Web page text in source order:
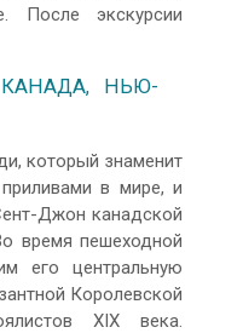
После экскурсии
НЬЮ-
который знаменит
в мире, и
Джон канадской
время пешеходной
его центральную
Королевской
XIX века.